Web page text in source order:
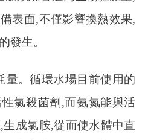
表面,不僅影響換熱效果,
發生。
量。循環水場目前使用的
氯殺菌劑,而氨氮能與活
成氯胺,從而使水體中直